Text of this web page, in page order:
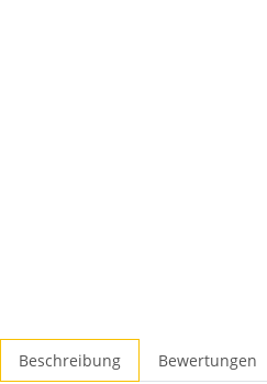
Beschreibung Bewertungen